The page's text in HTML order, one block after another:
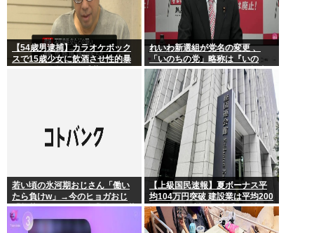
【54歳男逮捕】カラオケボック
スで15歳少女に飲酒させ性的暴
れいわ新選組が党名の変更 、
「いのちの党」略称は『いの
ち』 SNSではTIM・ゴルゴ松本
に言及「ゴルゴ出馬確定」「党
首は決まり」
若い頃の氷河期おじさん「働い
たら負けw」→今のヒョガおじ
「惣菜たけぇよ..」 自業自得で草
【上級国民速報】夏ボーナス平
均104万円突破 建設業は平均200
万円超 なお対象は大手163社93
万人、全就業者の1%強